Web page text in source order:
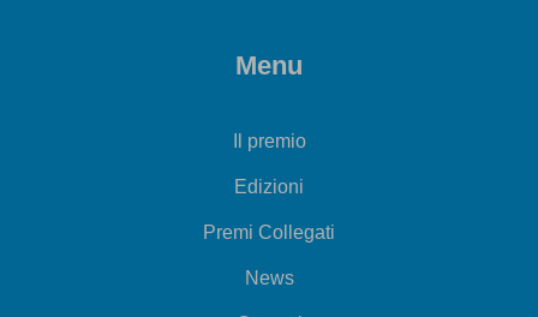
Menu
Il premio
Edizioni
Premi Collegati
News